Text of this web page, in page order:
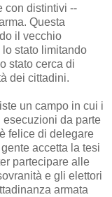
con distintivi --
Questa
il vecchio
stato limitando
stato cerca di
dei cittadini.
un campo in cui i
da parte
felice di delegare
accetta la tesi
partecipare alle
e gli elettori
armata